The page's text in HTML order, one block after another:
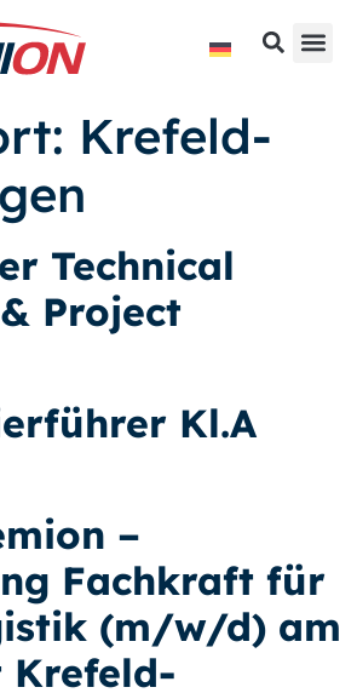
Krefeld-
Technical
Project
Kl.A
–
Fachkraft für
(m/w/d) am
Krefeld-